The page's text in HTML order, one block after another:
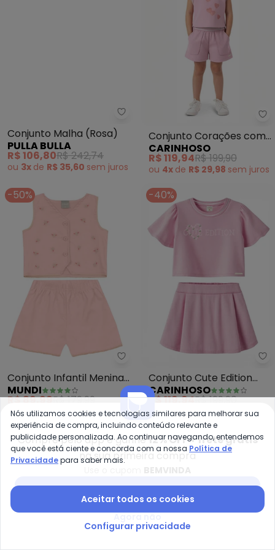
Pulla Bulla - Conjunto Malha
Conjunto Malha (Rosa)
PULLA BULLA
R$ 106,80R$ 242,74
ou 3x de R$ 35,60 semjuros
Conjunto Corações com
Glitter (Rosa Claro)
CARINHOSO
R$ 119,94R$ 199,90
ou 4x de R$ 29,98 semjuros
-50%
Mundi - Conjunto Infantil
Conjunto Infantil Menina
Colete Bordado (Rosa)
MUNDI
R$ 89,99R$ 179,99
ou3xdeR$ 29,99semjuros
-40%
Conjunto Cute Edition
com Pérolas (Rosa
Claro)
CARINHOSO
R$ 119,94R$ 199,90
ou4xdeR$ 29,98semjuros
-60% -45%
Compre pelo app e ganhe12% OFF + frete grátis
na sua primeira compra
Nós utilizamos cookies e tecnologias similares para melhorar sua
experiência de compra, incluindo conteúdo relevante e
publicidade personalizada. Ao continuar navegando, entendemos
que você está ciente e concorda com a nossa Política de
Privacidadepara saber mais.
Aceitar todos os cookies
Configurar privacidade